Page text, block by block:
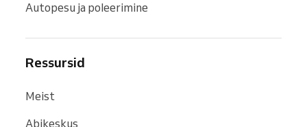
Autopesu ja poleerimine
Ressursid
Meist
Abikeskus